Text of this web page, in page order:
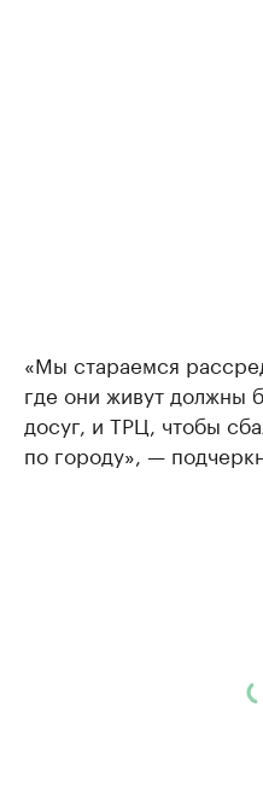
«Мы стараемся
где они живут должны
досуг, и ТРЦ, чтобы
по городу», —